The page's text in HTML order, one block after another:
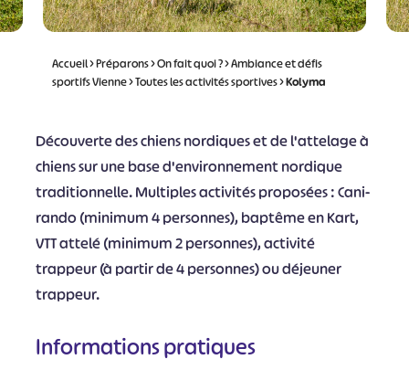
Accueil>Préparons>On fait quoi ?>Ambiance et défis
sportifs Vienne>Toutes les activités sportives>Kolyma
Découverte des chiens nordiques et de l'attelage à
chiens sur une base d'environnement nordique
traditionnelle. Multiples activités proposées : Cani-
rando (minimum 4 personnes), baptême en Kart,
VTT attelé (minimum 2 personnes), activité
trappeur (à partir de 4 personnes) ou déjeuner
trappeur.
Informations pratiques